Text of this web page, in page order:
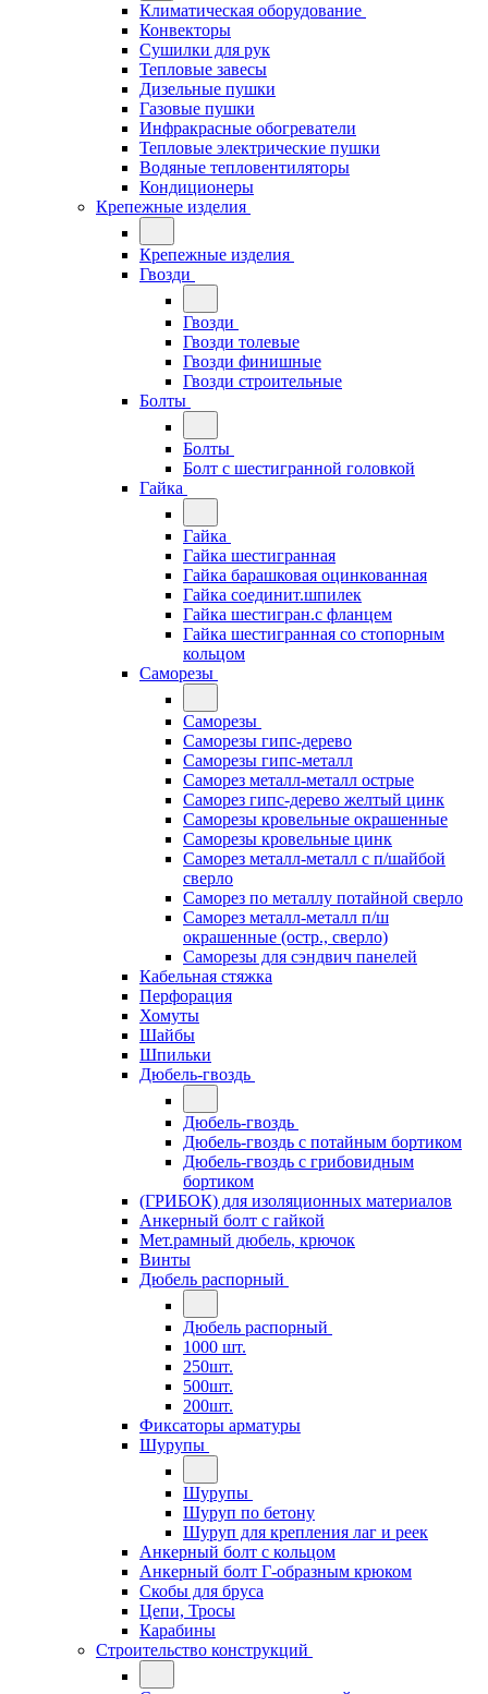
Климатическая оборудование
Конвекторы
Сушилки для рук
Тепловые завесы
Дизельные пушки
Газовые пушки
Инфракрасные обогреватели
Тепловые электрические пушки
Водяные тепловентиляторы
Кондиционеры
Крепежные изделия
Крепежные изделия
Гвозди
Гвозди
Гвозди толевые
Гвозди финишные
Гвозди строительные
Болты
Болты
Болт с шестигранной головкой
Гайка
Гайка
Гайка шестигранная
Гайка барашковая оцинкованная
Гайка соединит.шпилек
Гайка шестигран.с фланцем
Гайка шестигранная со стопорным
кольцом
Саморезы
Саморезы
Саморезы гипс-дерево
Саморезы гипс-металл
Саморез металл-металл острые
Саморез гипс-дерево желтый цинк
Саморезы кровельные окрашенные
Саморезы кровельные цинк
Саморез металл-металл с п/шайбой
сверло
Саморез по металлу потайной сверло
Саморез металл-металл п/ш
окрашенные (остр., сверло)
Саморезы для сэндвич панелей
Кабельная стяжка
Перфорация
Хомуты
Шайбы
Шпильки
Дюбель-гвоздь
Дюбель-гвоздь
Дюбель-гвоздь с потайным бортиком
Дюбель-гвоздь с грибовидным
бортиком
(ГРИБОК) для изоляционных материалов
Анкерный болт с гайкой
Мет.рамный дюбель, крючок
Винты
Дюбель распорный
Дюбель распорный
1000 шт.
250шт.
500шт.
200шт.
Фиксаторы арматуры
Шурупы
Шурупы
Шуруп по бетону
Шуруп для крепления лаг и реек
Анкерный болт с кольцом
Анкерный болт Г-образным крюком
Скобы для бруса
Цепи, Тросы
Карабины
Строительство конструкций